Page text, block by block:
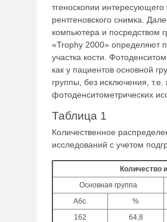
тгеноскопии
рентгеновского снимка.
компьютера и посредством
«Trophy 2000» определяют
участка кости.
как у па­циентов основной
группы, без исключения,
фотоденситометрических
Таблица 1
Количественное
исследований с учетом
Количество
Основная группа
Абс.
%
162
64,8